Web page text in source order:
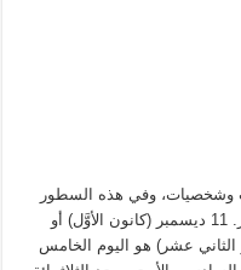
وشخصيات، وفي هذه السطور
نحكي حكايات الأيام.. واليوم هو 11 ديسمبر. 11 ديسمبر (كانون الأوَّل) أو
الثاني عشر) هو اليوم الخامس